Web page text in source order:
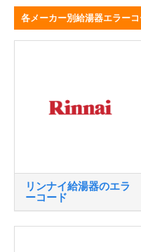
各メーカー別給湯器エラー
リンナイ給湯器のエラ
ーコード